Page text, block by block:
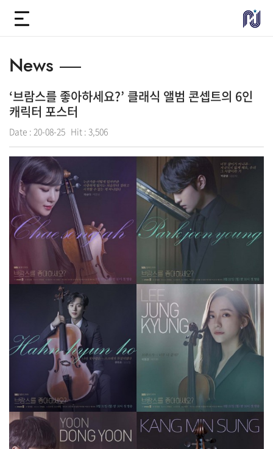
News
‘브람스를 좋아하세요?’ 클래식 앨범 콘셉트의 6인
캐릭터 포스터
Date : 20-08-25 Hit : 3,506